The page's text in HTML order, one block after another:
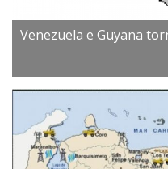
Venezuela e Guyana